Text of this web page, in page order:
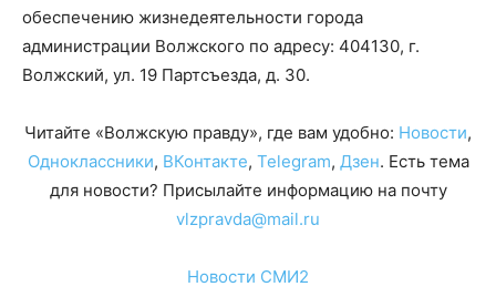
обеспечению жизнедеятельности города
администрации Волжского по адресу: 404130, г.
Волжский, ул. 19 Партсъезда, д. 30.
Читайте «Волжскую правду», где вам удобно: Новости,
Одноклассники, ВКонтакте, Telegram, Дзен. Есть тема
для новости? Присылайте информацию на почту
vlzpravda@mail.ru
Новости СМИ2